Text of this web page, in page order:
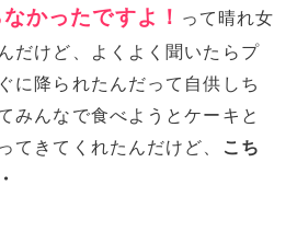
かったですよ！ って晴れ女
だけど、よくよく聞いたらプ
に降られたんだって自供しち
みんなで食べようとケーキと
てきてくれたんだけど、
こち